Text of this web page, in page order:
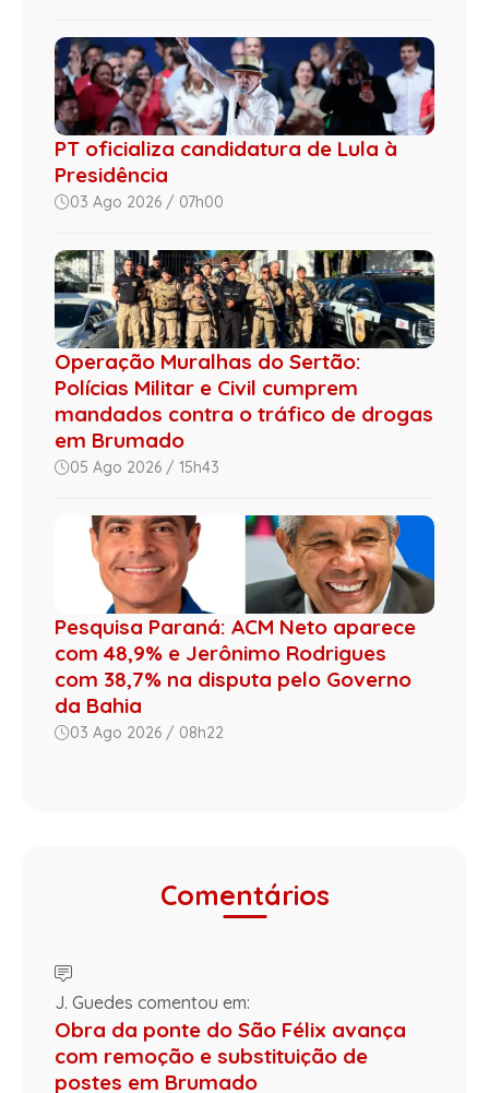
PT oficializa candidatura de Lula à
Presidência
03 Ago 2026 / 07h00
Operação Muralhas do Sertão:
Polícias Militar e Civil cumprem
mandados contra o tráfico de drogas
em Brumado
05 Ago 2026 / 15h43
Pesquisa Paraná: ACM Neto aparece
com 48,9% e Jerônimo Rodrigues
com 38,7% na disputa pelo Governo
da Bahia
03 Ago 2026 / 08h22
Comentários
J. Guedes comentou em:
Obra da ponte do São Félix avança
com remoção e substituição de
postes em Brumado